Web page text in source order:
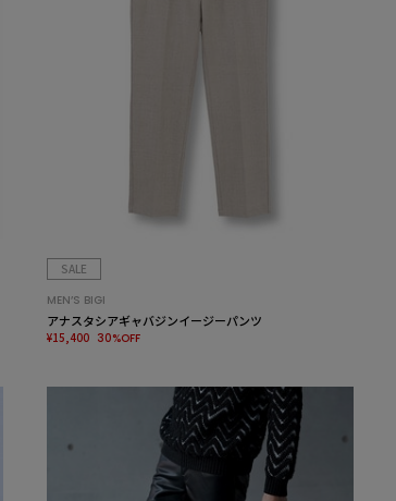
SALE
MEN’S BIGI
アナスタシアギャバジンイージーパンツ
¥15,400 30%OFF